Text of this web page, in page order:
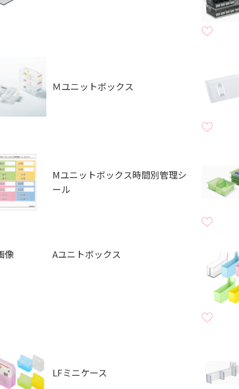
Ｍユニットボックス
Mユニットボックス時間別管理シ
ール
Aユニトボックス
LFミニケース